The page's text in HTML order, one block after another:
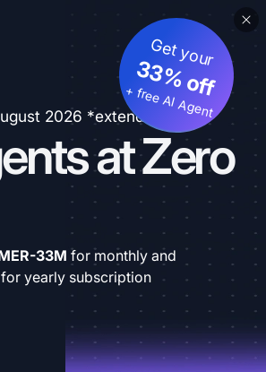
2026 *extended
at Zero
Get your
33% off
+ free AI Agent
33M for monthly and
for yearly subscription